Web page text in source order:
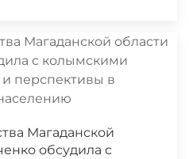
Магаданской
обсудила с